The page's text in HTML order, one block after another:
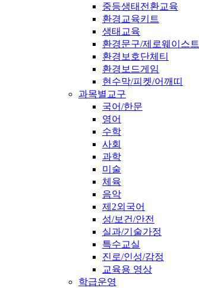
중등생태전환교육
환경교육키트
생태교육
환경문구/제로웨이스트
환경보호단체티
환경보드게임
현수막/피켓/어깨띠
과목별교구
국어/한문
영어
수학
사회
과학
미술
체육
음악
제2외국어
성/보건/안전
실과/기술가정
특수교실
진로/인성/감정
교육용 영상
학급운영